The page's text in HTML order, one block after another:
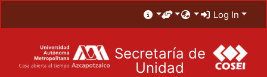
Log In
Secretaría de
Unidad